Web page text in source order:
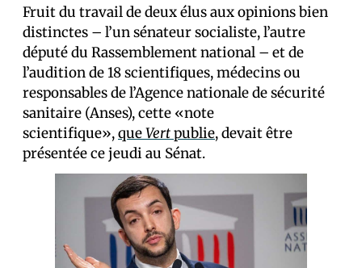
Fruit du travail de deux élus aux opinions bien
distinctes – l’un sénateur socialiste, l’autre
député du Rassemblement national – et de
l’audition de 18 scientifiques, médecins ou
responsables de l’Agence nationale de sécurité
sanitaire (Anses), cette «note
scientifique»,queVertpublie, devait être
présentée ce jeudi au Sénat.